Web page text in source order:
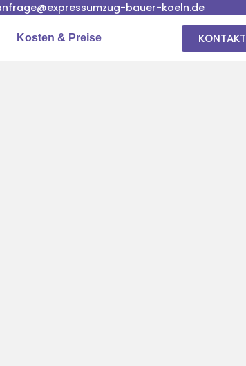
bauer-koeln.de
Kosten & Preise KONTAKT